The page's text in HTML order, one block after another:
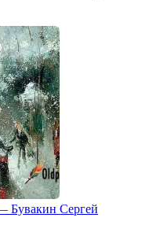
Бувакин Сергей